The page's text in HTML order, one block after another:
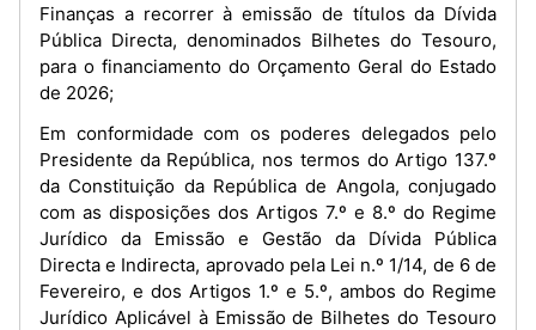
Finanças a recorrer à emissão de títulos da Dívida
Pública Directa, denominados Bilhetes do Tesouro,
para o financiamento do Orçamento Geral do Estado
de 2026;
Em conformidade com os poderes delegados pelo
Presidente da República, nos termos do Artigo 137.º
da Constituição da República de Angola, conjugado
com as disposições dos Artigos 7.º e 8.º do Regime
Jurídico da Emissão e Gestão da Dívida Pública
Directa e Indirecta, aprovado pela Lei n.º 1/14, de 6 de
Fevereiro, e dos Artigos 1.º e 5.º, ambos do Regime
Jurídico Aplicável à Emissão de Bilhetes do Tesouro